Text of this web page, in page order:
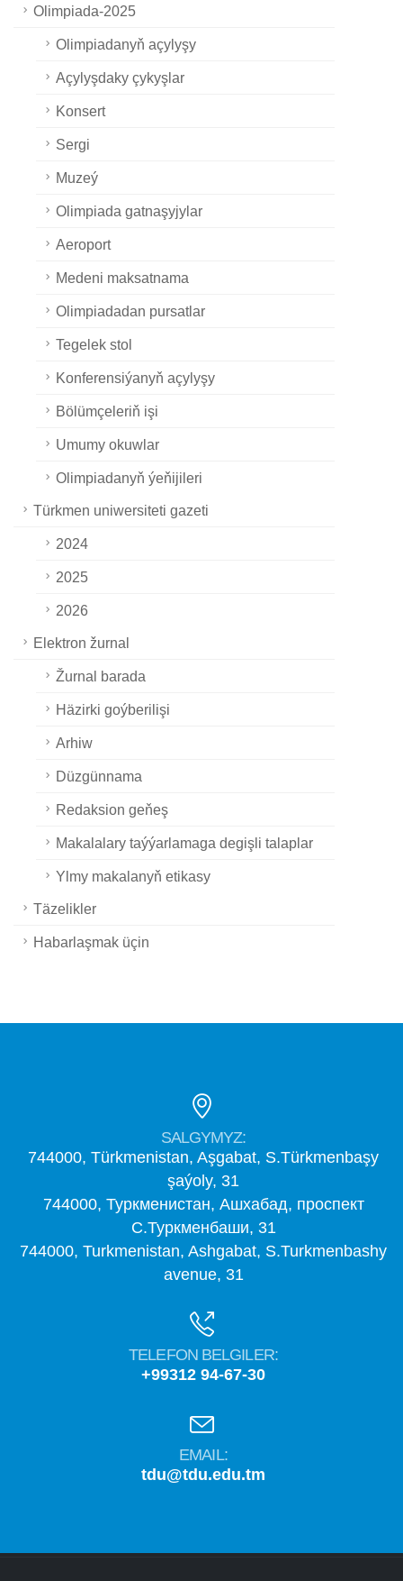
Olimpiada-2025
Olimpiadanyň açylyşy
Açylyşdaky çykyşlar
Konsert
Sergi
Muzeý
Olimpiada gatnaşyjylar
Aeroport
Medeni maksatnama
Olimpiadadan pursatlar
Tegelek stol
Konferensiýanyň açylyşy
Bölümçeleriň işi
Umumy okuwlar
Olimpiadanyň ýeňijileri
Türkmen uniwersiteti gazeti
2024
2025
2026
Elektron žurnal
Žurnal barada
Häzirki goýberilişi
Arhiw
Düzgünnama
Redaksion geňeş
Makalalary taýýarlamaga degişli talaplar
Ylmy makalanyň etikasy
Täzelikler
Habarlaşmak üçin
SALGYMYZ:
744000, Türkmenistan, Aşgabat, S.Türkmenbaşy
şaýoly, 31
744000, Туркменистан, Ашхабад, проспект
С.Туркменбаши, 31
744000, Turkmenistan, Ashgabat, S.Turkmenbashy
avenue, 31
TELEFON BELGILER:
+99312 94-67-30
EMAIL:
tdu@tdu.edu.tm